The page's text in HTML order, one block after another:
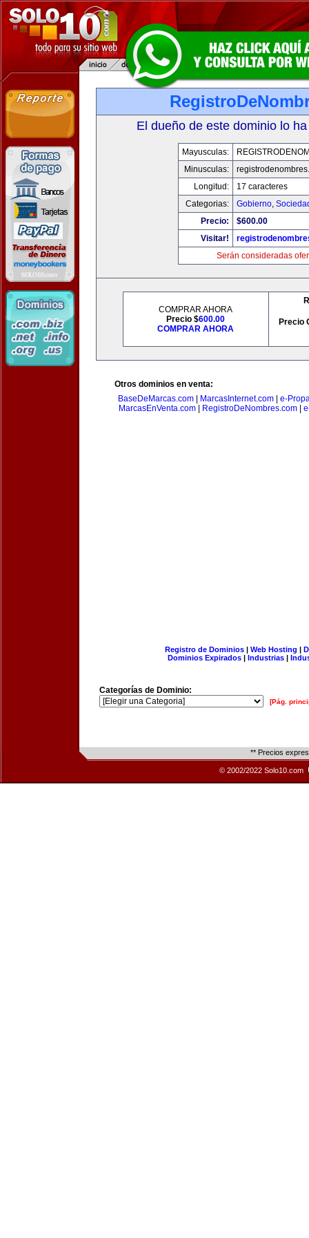
El dueño de este dominio lo
Mayusculas:
Minusculas:
Longitud:
17 caracteres
Categorias:
Gobierno,
Precio:
$600.00
Visitar!
Serán consideradas
COMPRAR AHORA
Precio $600.00
COMPRAR AHORA
Precio
Otros dominios en venta:
BaseDeMarcas.com| MarcasInternet.com| e-
MarcasEnVenta.com
RegistroDeNombres.com
Registro de Dominios| Web Hosting |
Dominios Expirados | Industrias |
Categorías de Dominio:
[Pág.
** Precios
© 2002/2022 Solo10.com